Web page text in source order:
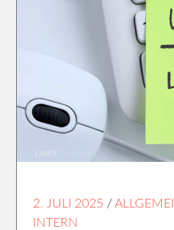
2. JULI 2025 /
INTERN